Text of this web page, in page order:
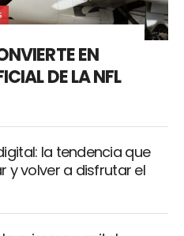
EN
DE LA NFL
la tendencia que
y volver a disfrutar el